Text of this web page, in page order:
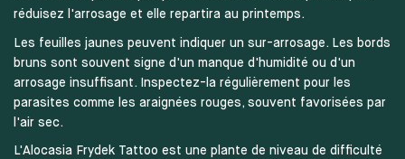
réduisez l'arrosage et elle repartira au printemps.
Les feuilles jaunes peuvent indiquer un sur-arrosage. Les bords
bruns sont souvent signe d'un manque d'humidité ou d'un
arrosage insuffisant. Inspectez-la régulièrement pour les
parasites comme les araignées rouges, souvent favorisées par
l'air sec.
L'Alocasia Frydek Tattoo est une plante de niveau de difficulté